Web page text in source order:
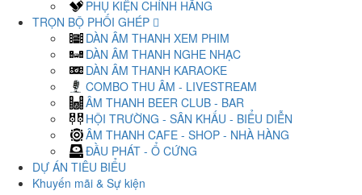
PHỤ KIỆN CHÍNH HÃNG
TRỌN BỘ PHỐI GHÉP
DÀN ÂM THANH XEM PHIM
DÀN ÂM THANH NGHE NHẠC
DÀN ÂM THANH KARAOKE
COMBO THU ÂM - LIVESTREAM
ÂM THANH BEER CLUB - BAR
HỘI TRƯỜNG - SÂN KHẤU - BIỂU DIỄN
ÂM THANH CAFE - SHOP - NHÀ HÀNG
ĐẦU PHÁT - Ổ CỨNG
DỰ ÁN TIÊU BIỂU
Khuyến mãi & Sự kiện